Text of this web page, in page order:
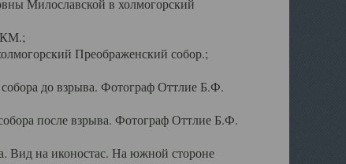
Милославской в холмогорский
Преображенский собор.;
до взрыва. Фотограф Оттлие Б.Ф.
после взрыва. Фотограф Оттлие Б.Ф.
Вид на иконостас. На южной стороне